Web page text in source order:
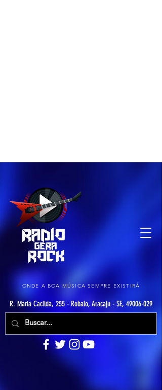
ONDE A BOA MÚSICA SEMPRE EXISTIRÁ
R. Maria Cacilda, 255 - Robalo, Aracaju - SE, 49006-029